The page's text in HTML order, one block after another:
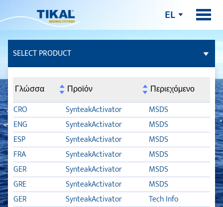
EL
SELECT PRODUCT
ΣΤΌΚΟΙ
ΚΑΤΆΣΤΡΩΜΑ
TSC
SYNTEAK ACTIVATOR
TDC LIQUID
Γλώσσα Προϊόν
Περιεχόμενο
CRO
SynteakActivator
MSDS
ENG
SynteakActivator
MSDS
ESP
SynteakActivator
MSDS
FRA
SynteakActivator
MSDS
GER
SynteakActivator
MSDS
GRE
SynteakActivator
MSDS
GER
SynteakActivator
Tech Info